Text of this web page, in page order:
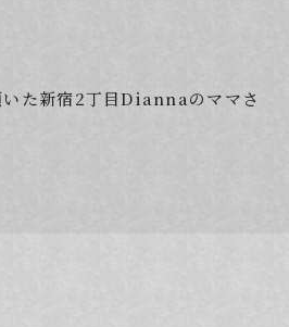
た新宿2丁目Diannaのママさ